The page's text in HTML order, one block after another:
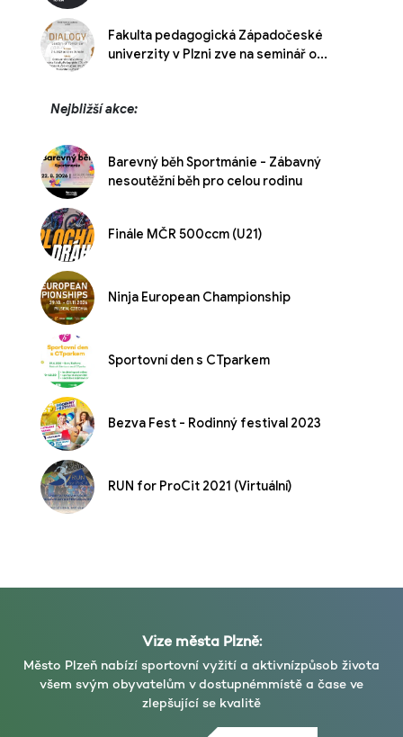
Fakulta pedagogická Západočeské
univerzity v Plzni zve na seminář o...
Nejbližší akce:
Barevný běh Sportmánie - Zábavný
nesoutěžní běh pro celou rodinu
Finále MČR 500ccm (U21)
Ninja European Championship
Sportovní den s CTparkem
Bezva Fest - Rodinný festival 2023
RUN for ProCit 2021 (Virtuální)
Vize města Plzně:
Město Plzeň nabízí sportovní vyžití a aktivnízpůsob života
všem svým obyvatelům v dostupnémmístě a čase ve
zlepšující se kvalitě